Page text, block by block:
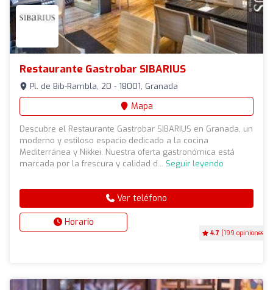
Restaurante Gastrobar SIBARIUS
4.7 (199 opiniones)
Pl. de Bib-Rambla, 20 - 18001, Granada
Mapa
Descubre el Restaurante Gastrobar SIBARIUS en Granada, un
moderno y estiloso espacio dedicado a la cocina
Mediterránea y Nikkei. Nuestra oferta gastronómica está
marcada por la frescura y calidad d... Seguir leyendo
Ver teléfono
Horario